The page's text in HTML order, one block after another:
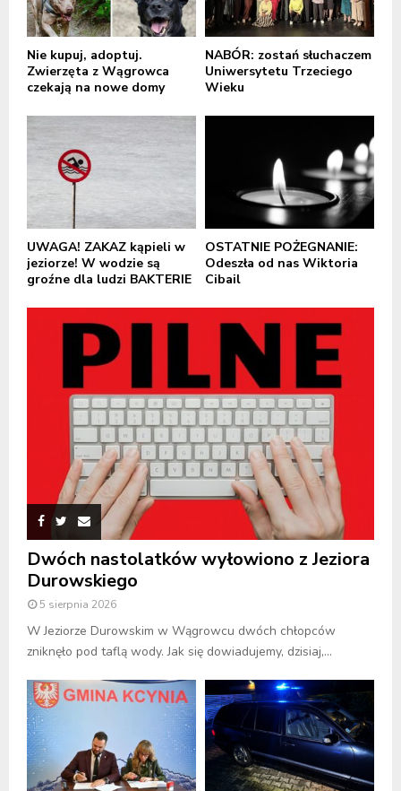
Nie kupuj, adoptuj.
Zwierzęta z Wągrowca
czekają na nowe domy
NABÓR: zostań słuchaczem
Uniwersytetu Trzeciego
Wieku
UWAGA! ZAKAZ kąpieli w
jeziorze! W wodzie są
groźne dla ludzi BAKTERIE
OSTATNIE POŻEGNANIE:
Odeszła od nas Wiktoria
Cibail
Dwóch nastolatków wyłowiono z Jeziora
Durowskiego
5 sierpnia 2026
W Jeziorze Durowskim w Wągrowcu dwóch chłopców
zniknęło pod taflą wody. Jak się dowiadujemy, dzisiaj,...